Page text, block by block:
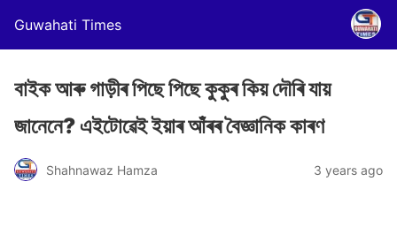
Guwahati Times
বাইক আৰু গাড়ীৰ পিছে পিছে কুকুৰ কিয় দৌৰি যায়
জানেনে? এইটোৱেই ইয়াৰ আঁৰৰ বৈজ্ঞানিক কাৰণ
Shahnawaz Hamza 3 years ago